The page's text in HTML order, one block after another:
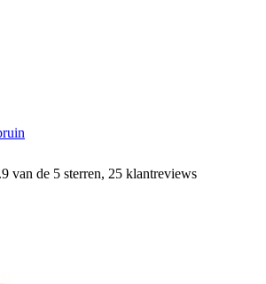
van de 5 sterren, 25 klantreviews